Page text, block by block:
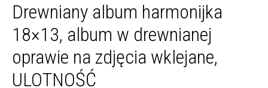
Drewniany album harmonijka
18×13, album w drewnianej
oprawie na zdjęcia wklejane,
ULOTNOŚĆ